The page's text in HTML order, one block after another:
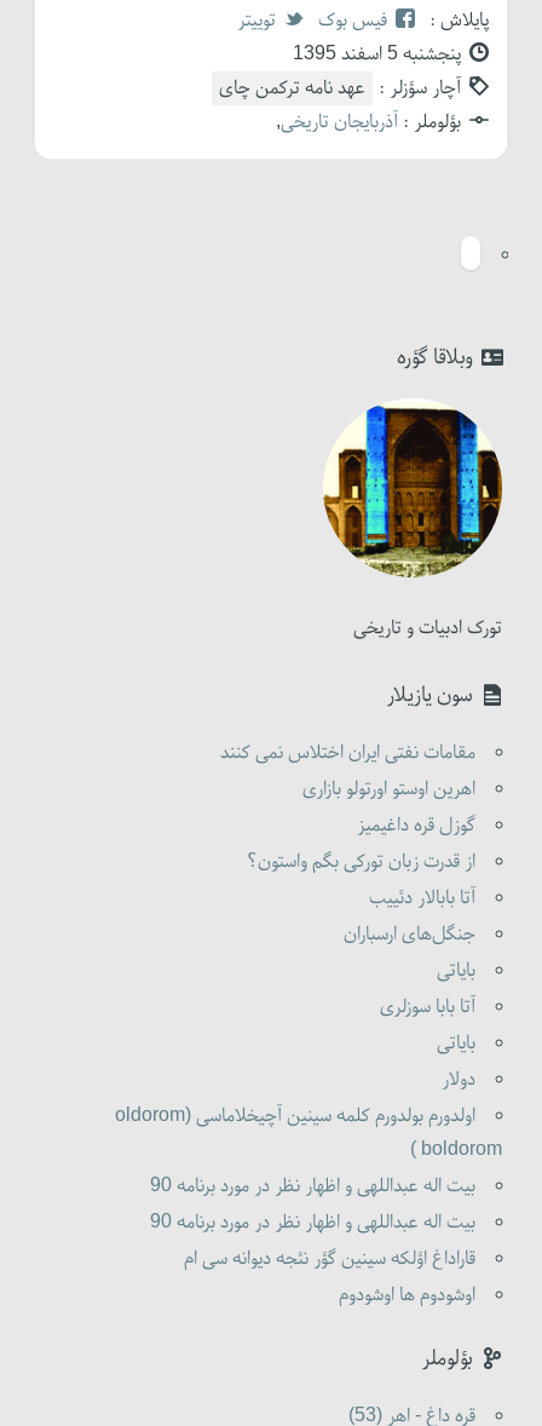
پایلاش : فیس بوک
توییتر
پنجشنبه 5 اسفند 1395
آچار سؤزلر : عهد نامه ترکمن چای
بؤلوملر : آذربایجان تاریخی,
وبلاقا گؤره
تورک ادبیات و تاریخی
سون یازیلار
مقامات نفتی ایران اختلاس نمی کنند
اهرین اوستو اورتولو بازاری
گوزل قره داغیمیز
از قدرت زبان تورکی بگم واستون؟
آتا بابالار دئییب
جنگل‌های ارسباران
بایاتی
آتا بابا سوزلری
بایاتی
دولار
اولدورم بولدورم کلمه سینین آچیخلاماسی (oldorom
boldorom )
بیت اله عبداللهی و اظهار نظر در مورد برنامه 90
بیت اله عبداللهی و اظهار نظر در مورد برنامه 90
قاراداغ اؤلکه سینین گؤر نئجه دیوانه سی ام
اوشودوم ها اوشودوم
بؤلوملر
قره داغ - اهر (53)